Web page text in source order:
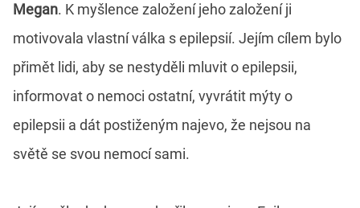
Megan. K myšlence založení jeho založení ji
motivovala vlastní válka s epilepsií. Jejím cílem bylo
přimět lidi, aby se nestyděli mluvit o epilepsii,
informovat o nemoci ostatní, vyvrátit mýty o
epilepsii a dát postiženým najevo, že nejsou na
světě se svou nemocí sami.